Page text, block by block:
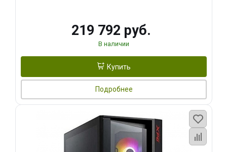
219 792 руб.
В наличии
Купить
Подробнее